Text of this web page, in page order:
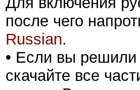
после чего
Russian.
• Если вы решили
скачайте все